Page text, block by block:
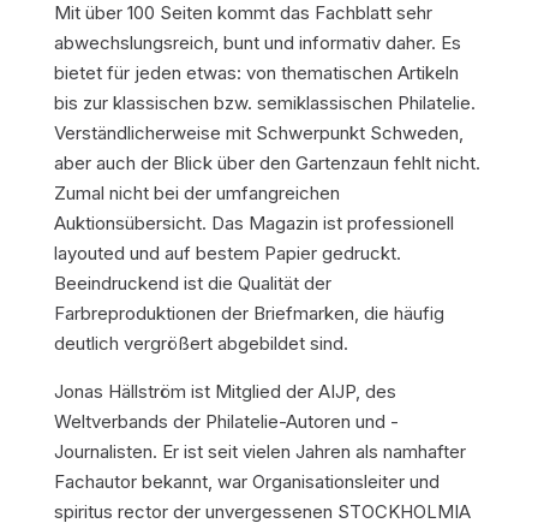
Mit über 100 Seiten kommt das Fachblatt sehr
abwechslungsreich, bunt und informativ daher. Es
bietet für jeden etwas: von thematischen Artikeln
bis zur klassischen bzw. semiklassischen Philatelie.
Verständlicherweise mit Schwerpunkt Schweden,
aber auch der Blick über den Gartenzaun fehlt nicht.
Zumal nicht bei der umfangreichen
Auktionsübersicht. Das Magazin ist professionell
layouted und auf bestem Papier gedruckt.
Beeindruckend ist die Qualität der
Farbreproduktionen der Briefmarken, die häufig
deutlich vergrößert abgebildet sind.
Jonas Hällström ist Mitglied der AIJP, des
Weltverbands der Philatelie-Autoren und -
Journalisten. Er ist seit vielen Jahren als namhafter
Fachautor bekannt, war Organisationsleiter und
spiritus rector der unvergessenen STOCKHOLMIA